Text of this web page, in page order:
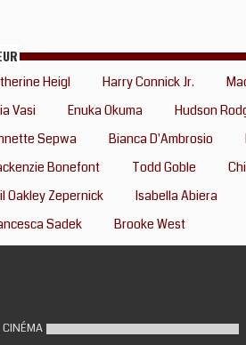
Heigl Harry Connick Jr.
Vasi
Enuka Okuma
Hudson
Sepwa
Bianca D'Ambrosio
Bonefont
Todd Goble
Oakley Zepernick
Isabella Abiera
Sadek
Brooke West
CINÉMA